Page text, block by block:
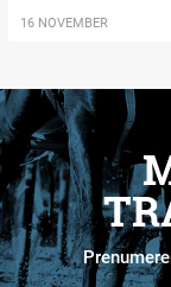
16 NOVEMBER